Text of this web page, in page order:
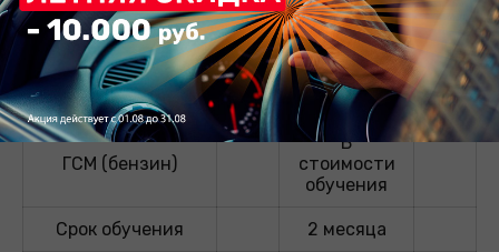
Теория (в классе,
онлайн)
137 часа
Вождение 56\54 часов
ГСМ (бензин)
В
стоимости
обучения
Срок обучения 2 месяца